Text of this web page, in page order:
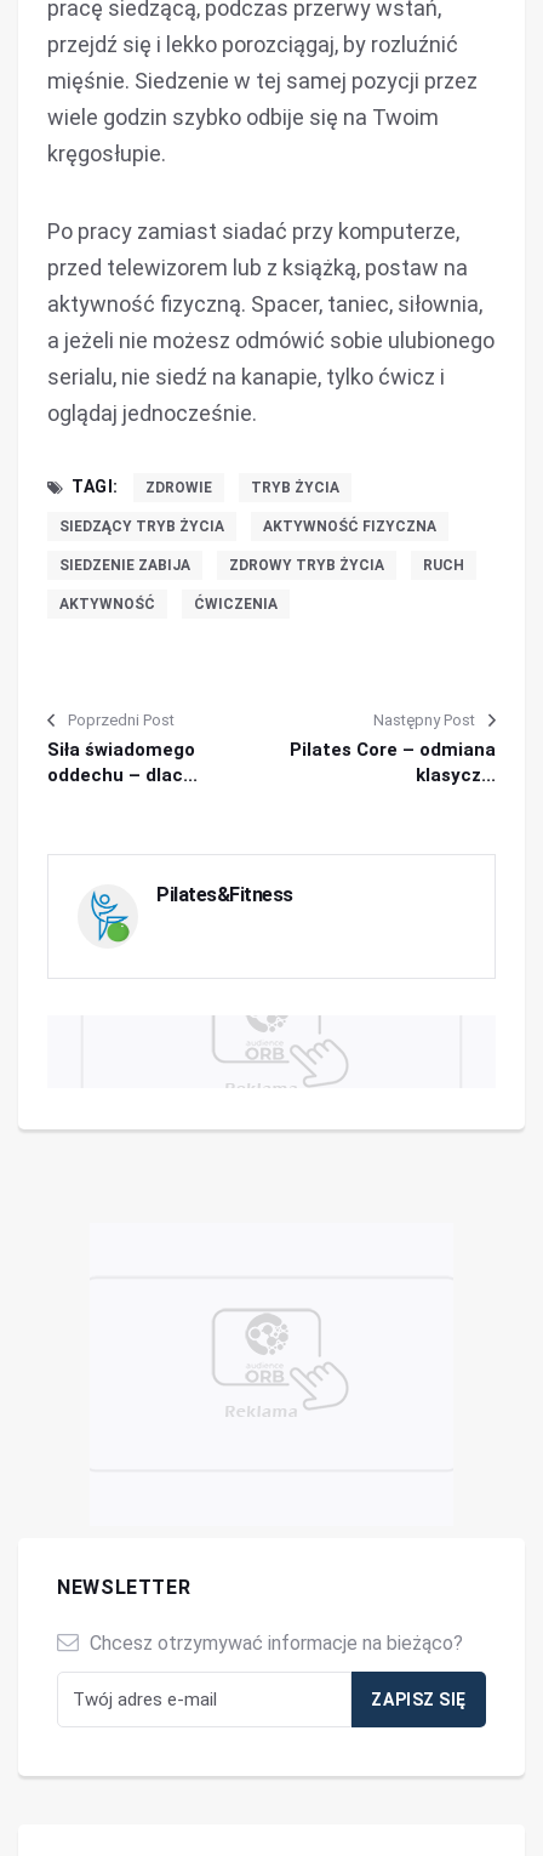
pracę siedzącą, podczas przerwy wstań,
przejdź się i lekko porozciągaj, by rozluźnić
mięśnie. Siedzenie w tej samej pozycji przez
wiele godzin szybko odbije się na Twoim
kręgosłupie.
Po pracy zamiast siadać przy komputerze,
przed telewizorem lub z książką, postaw na
aktywność fizyczną. Spacer, taniec, siłownia,
a jeżeli nie możesz odmówić sobie ulubionego
serialu, nie siedź na kanapie, tylko ćwicz i
oglądaj jednocześnie.
TAGI: ZDROWIE TRYB ŻYCIA
SIEDZĄCY TRYB ŻYCIA AKTYWNOŚĆ FIZYCZNA
SIEDZENIE ZABIJA ZDROWY TRYB ŻYCIA RUCH
AKTYWNOŚĆ ĆWICZENIA
Poprzedni Post
Siła świadomego
oddechu – dlac...
Następny Post
Pilates Core – odmiana
klasycz...
Pilates&Fitness
NEWSLETTER
Chcesz otrzymywać informacje na bieżąco?